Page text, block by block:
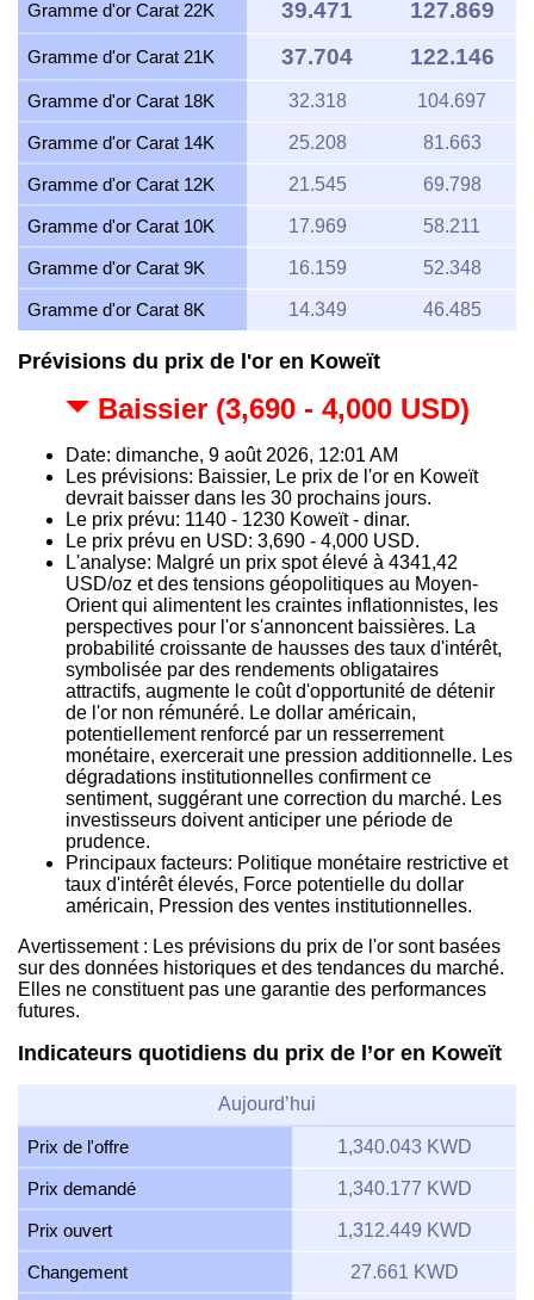
Gramme d'or Carat 22K 39.471 127.869
Gramme d'or Carat 21K 37.704 122.146
Gramme d'or Carat 18K 32.318 104.697
Gramme d'or Carat 14K 25.208 81.663
Gramme d'or Carat 12K 21.545 69.798
Gramme d'or Carat 10K 17.969 58.211
Gramme d'or Carat 9K 16.159 52.348
Gramme d'or Carat 8K 14.349 46.485
Prévisions du prix de l'or en Koweït
Baissier (3,690 - 4,000 USD)
Date: dimanche, 9 août 2026, 12:01 AM
Les prévisions: Baissier, Le prix de l'or en Koweït
devrait baisser dans les 30 prochains jours.
Le prix prévu: 1140 - 1230 Koweït - dinar.
Le prix prévu en USD: 3,690 - 4,000 USD.
L'analyse: Malgré un prix spot élevé à 4341,42
USD/oz et des tensions géopolitiques au Moyen-
Orient qui alimentent les craintes inflationnistes, les
perspectives pour l'or s'annoncent baissières. La
probabilité croissante de hausses des taux d'intérêt,
symbolisée par des rendements obligataires
attractifs, augmente le coût d'opportunité de détenir
de l'or non rémunéré. Le dollar américain,
potentiellement renforcé par un resserrement
monétaire, exercerait une pression additionnelle. Les
dégradations institutionnelles confirment ce
sentiment, suggérant une correction du marché. Les
investisseurs doivent anticiper une période de
prudence.
Principaux facteurs: Politique monétaire restrictive et
taux d'intérêt élevés, Force potentielle du dollar
américain, Pression des ventes institutionnelles.
Avertissement : Les prévisions du prix de l'or sont basées
sur des données historiques et des tendances du marché.
Elles ne constituent pas une garantie des performances
futures.
Indicateurs quotidiens du prix de l’or en Koweït
Aujourd’hui
Prix de l'offre 1,340.043 KWD
Prix demandé 1,340.177 KWD
Prix ouvert 1,312.449 KWD
Changement 27.661 KWD